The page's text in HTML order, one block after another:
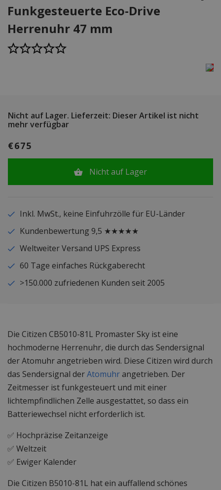
Funkgesteuerte Eco-Drive
Herrenuhr 47 mm
Nicht auf Lager. Lieferzeit: Dieser Artikel ist nicht
mehr verfügbar
€675
Nicht auf Lager
Inkl. MwSt., keine Einfuhrzölle für EU-Länder
Kundenbewertung 9,5 ★★★★★
Weltweiter Versand UPS Express
60 Tage einfaches Rückgaberecht
>150.000 zufriedenen Kunden seit 2005
Die Citizen CB5010-81L Promaster Sky ist eine
hochmoderne Herrenuhr, die durch das Sendersignal
der Atomuhr angetrieben wird. Diese Citizen wird durch
das Sendersignal derAtomuhrangetrieben. Der
Zeitmesser ist funkgesteuert und mit einer
lichtempfindlichen Zelle ausgestattet, so dass ein
Batteriewechsel nicht erforderlich ist.
✅ Hochpräzise Zeitanzeige
✅ Weltzeit
✅ Ewiger Kalender
Die Citizen B5010-81L hat ein auffallend schönes